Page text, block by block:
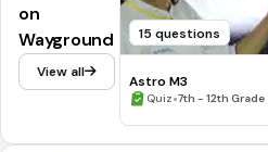
on
Wayground
View all
15 questions
Astro M3
Quiz•7th - 12th Grade